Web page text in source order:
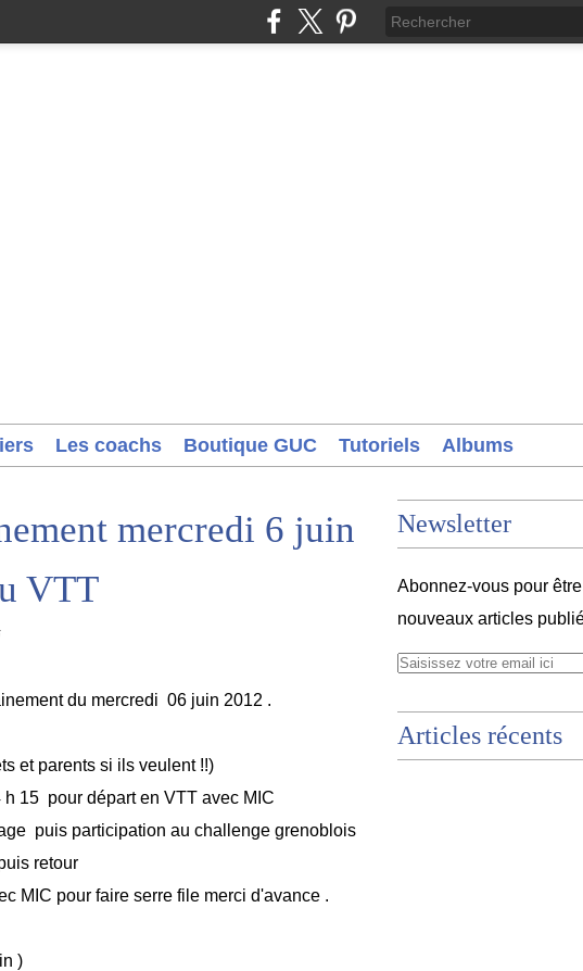
Les coachs Boutique GUC Tutoriels Albums
mercredi 6 juin
VTT
du mercredi 06 juin 2012 .
et parents si ils veulent !!)
15 pour départ en VTT avec MIC
puis participation au challenge grenoblois
retour
MIC pour faire serre file merci d'avance .
)
Newsletter
Abonnez-vous pour
nouveaux articles
Articles récents